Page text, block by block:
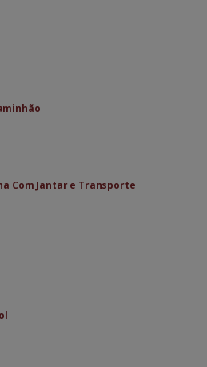
Com Jantar e Transporte